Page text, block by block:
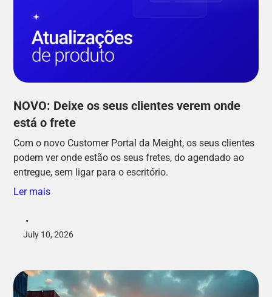
NOVO: Deixe os seus clientes verem onde
está o frete
Com o novo Customer Portal da Meight, os seus clientes
podem ver onde estão os seus fretes, do agendado ao
entregue, sem ligar para o escritório.
Ler mais
•
July 10, 2026